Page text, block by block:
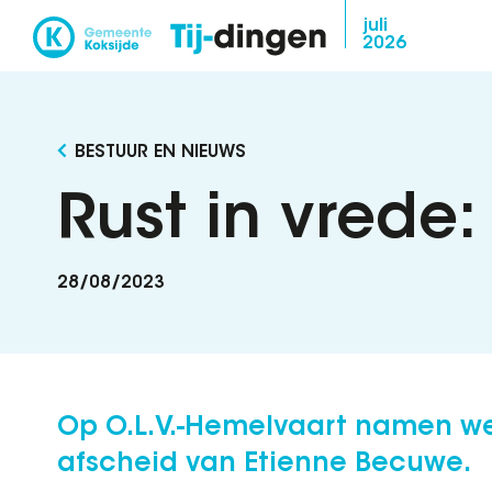
Overslaan
juli
2026
BESTUUR EN NIEUWS
Rust in
28/08/2023
Op O.L.V.-Hemelvaart namen
afscheid van Etienne Becuwe.